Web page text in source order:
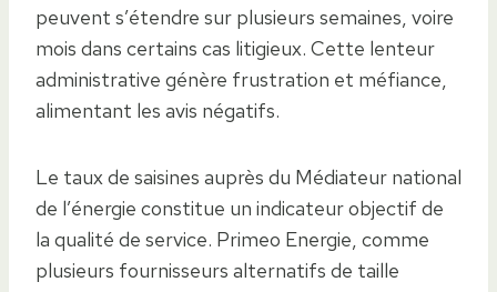
peuvent s’étendre sur plusieurs semaines, voire
mois dans certains cas litigieux. Cette lenteur
administrative génère frustration et méfiance,
alimentant les avis négatifs.
Le taux de saisines auprès du Médiateur national
de l’énergie constitue un indicateur objectif de
la qualité de service. Primeo Energie, comme
plusieurs fournisseurs alternatifs de taille